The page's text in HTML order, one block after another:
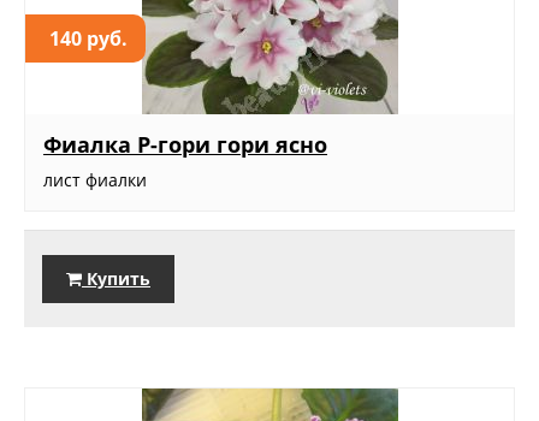
140 руб.
Фиалка Р-гори гори ясно
лист фиалки
Купить